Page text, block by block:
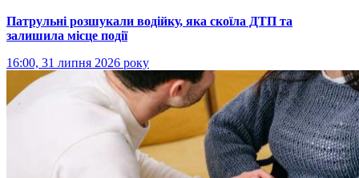
Патрульні розшукали водійку, яка скоїла ДТП та
залишила місце події
16:00, 31 липня 2026 року